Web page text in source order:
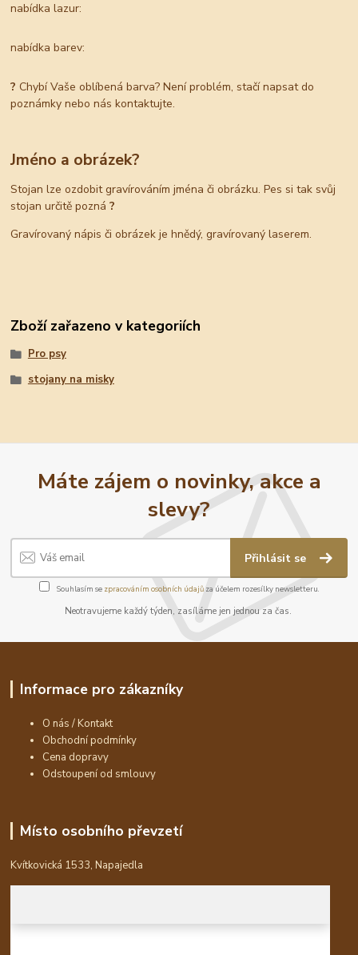
nabídka lazur:
nabídka barev:
? Chybí Vaše oblíbená barva? Není problém, stačí napsat do
poznámky nebo nás kontaktujte.
Jméno a obrázek?
Stojan lze ozdobit gravírováním jména či obrázku. Pes si tak svůj
stojan určitě pozná?
Gravírovaný nápis či obrázek je hnědý, gravírovaný laserem.
Zboží zařazeno v kategoriích
Pro psy
stojany na misky
Máte zájem o novinky, akce a
slevy?
Přihlásit se
Souhlasím se zpracováním osobních údajůza účelem rozesílky newsletteru.
Neotravujeme každý týden, zasíláme jen jednou za čas.
Informace pro zákazníky
O nás / Kontakt
Obchodní podmínky
Cena dopravy
Odstoupení od smlouvy
Místo osobního převzetí
Kvítkovická 1533, Napajedla